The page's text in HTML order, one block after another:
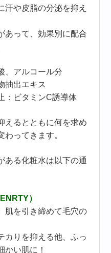
汗や皮脂の分泌を抑え
あって、効果別に配合
、アルコール分
抽出エキス
：ビタミンC誘導体
えるとともに何を求め
わってきます。
ある化粧水は以下の通
）
肌を引き締めて毛穴の
カりを抑える他、ふっ
かい肌に！